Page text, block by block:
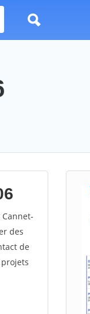
des
de